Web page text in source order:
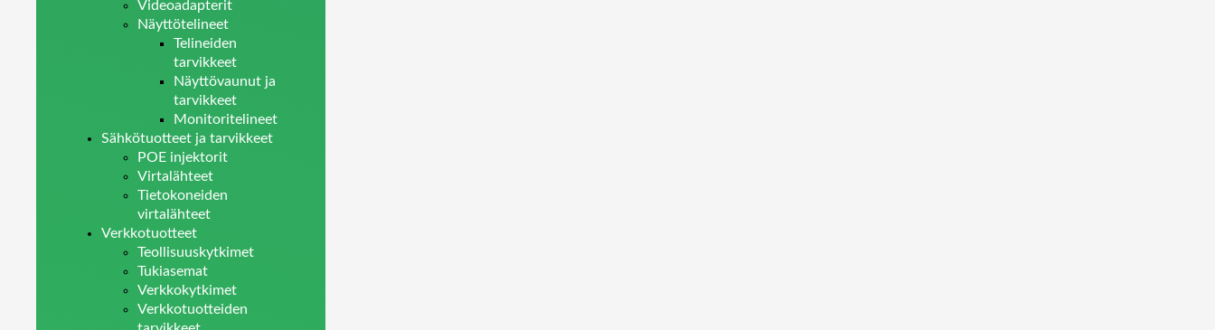
Videoadapterit
Näyttötelineet
Telineiden
tarvikkeet
Näyttövaunut ja
tarvikkeet
Monitoritelineet
Sähkötuotteet ja tarvikkeet
POE injektorit
Virtalähteet
Tietokoneiden
virtalähteet
Verkkotuotteet
Teollisuuskytkimet
Tukiasemat
Verkkokytkimet
Verkkotuotteiden